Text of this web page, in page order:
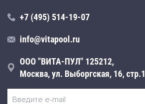
+7 (495) 514-19-07
info@vitapool.ru
ООО "ВИТА-ПУЛ" 125212,
Москва, ул. Выборгская, 16, стр.1